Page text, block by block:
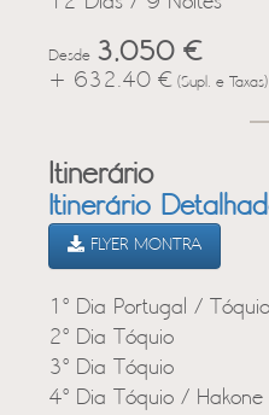
Desde 3,050 €
+ 632.40 € (Supl. e Taxas)
Itinerário
Itinerário
FLYER MONTRA
1º Dia Portugal / Tóquio
2º Dia Tóquio
3º Dia Tóquio
4º Dia Tóquio /